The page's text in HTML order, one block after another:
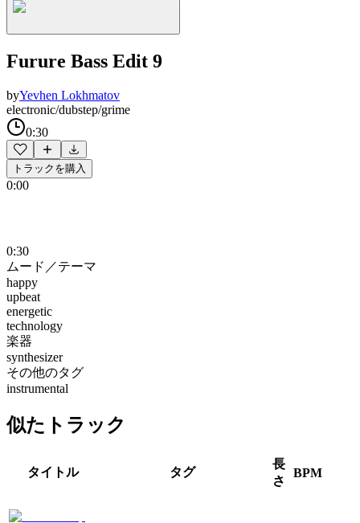
Furure Bass Edit 9
byYevhen Lokhmatov
electronic/dubstep/grime
0:30
トラックを購入
0:00
0:30
ムード／テーマ
happy
upbeat
energetic
technology
楽器
synthesizer
その他のタグ
instrumental
似たトラック
タイトル タグ
長
さ
BPM